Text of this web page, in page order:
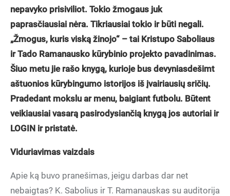
nepavyko prisiviliot. Tokio žmogaus juk
paprasčiausiai nėra. Tikriausiai tokio ir būti negali.
„Žmogus, kuris viską žinojo“ – tai Kristupo Saboliaus
ir Tado Ramanausko kūrybinio projekto pavadinimas.
Šiuo metu jie rašo knygą, kurioje bus devyniasdešimt
aštuonios kūrybingumo istorijos iš įvairiausių sričių.
Pradedant mokslu ar menu, baigiant futbolu. Būtent
veikiausiai vasarą pasirodysiančią knygą jos autoriai ir
LOGIN ir pristatė.
Viduriavimas vaizdais
Apie ką buvo pranešimas, jeigu darbas dar net
nebaigtas? K. Sabolius ir T. Ramanauskas su auditorija